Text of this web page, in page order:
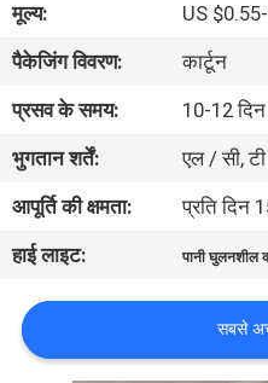
दौरा
गुणवत्ता
नियंत्रण
समाचार
उद्धरण
मांगें
मूल्य:
US
पैकेजिंग विवरण:
कार्टून
प्रसव के समय:
10-12 दिन
भुगतान शर्तें:
एल / सी,
आपूर्ति की क्षमता:
प्रति दिन
हाई लाइट:
पानी घुलनशील
सबसे